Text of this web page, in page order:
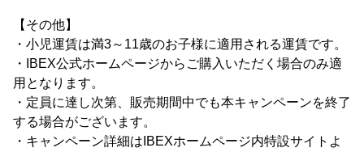
【その他】
・小児運賃は満3～11歳のお子様に適用される運賃です。
・IBEX公式ホームページからご購入いただく場合のみ適
用となります。
・定員に達し次第、販売期間中でも本キャンペーンを終了
する場合がございます。
・キャンペーン詳細はIBEXホームページ内特設サイトよ